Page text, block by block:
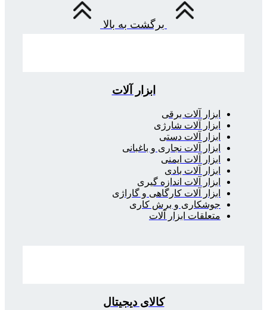
برگشت به بالا
ابزار آلات
ابزار آلات برقی
ابزار آلات شارژی
ابزار آلات دستی
ابزار آلات نجاری و باغبانی
ابزار آلات ایمنی
ابزار آلات بادی
ابزار آلات اندازه گیری
ابزار آلات کارگاهی و گاراژی
جوشکاری و برش کاری
متعلقات ابزار آلات
کالای دیجیتال